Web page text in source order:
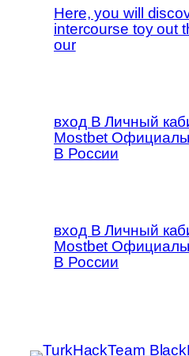
Here, you will
intercourse toy out
our
вход В Личный
Mostbet
В России
вход В Личный
Mostbet
В России